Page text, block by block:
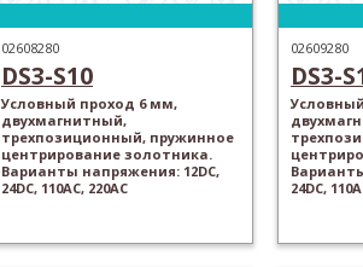
02608280
DS3-S10
Условный проход 6 мм,
двухмагнитный,
трехпозиционный, пружинное
центрирование золотника.
Варианты напряжения: 12DC,
24DC, 110AC, 220AC
02609280
DS3-
24DC,